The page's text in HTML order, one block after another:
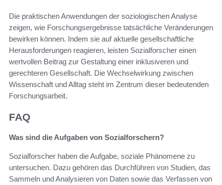
Die praktischen Anwendungen der soziologischen Analyse
zeigen, wie Forschungsergebnisse tatsächliche Veränderungen
bewirken können. Indem sie auf aktuelle gesellschaftliche
Herausforderungen reagieren, leisten Sozialforscher einen
wertvollen Beitrag zur Gestaltung einer inklusiveren und
gerechteren Gesellschaft. Die Wechselwirkung zwischen
Wissenschaft und Alltag steht im Zentrum dieser bedeutenden
Forschungsarbeit.
FAQ
Was sind die Aufgaben von Sozialforschern?
Sozialforscher haben die Aufgabe, soziale Phänomene zu
untersuchen. Dazu gehören das Durchführen von Studien, das
Sammeln und Analysieren von Daten sowie das Verfassen von